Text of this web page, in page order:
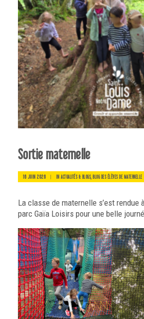
Sortie maternelle
16 JUIN 2026 IN ACTUALITÉS & BLOGS, BLOG DES ÉLÈVES DE MATERNELLE
La classe de maternelle s’est rendue
parc Gaïa Loisirs pour une belle